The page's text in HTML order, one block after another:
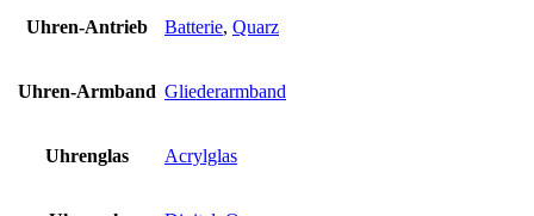
Uhren-Antrieb Batterie, Quarz
Uhren-Armband Gliederarmband
Uhrenglas Acrylglas